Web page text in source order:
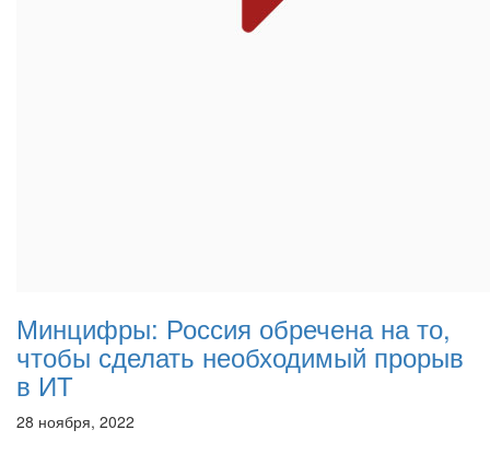
Минцифры: Россия обречена на то,
чтобы сделать необходимый прорыв
в ИТ
28 ноября, 2022